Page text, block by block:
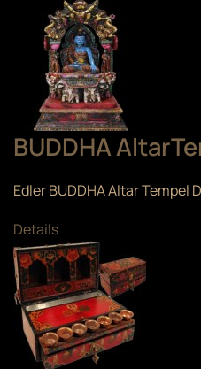
BUDDHA
Edler BUDDHA Altar Tempel
Details